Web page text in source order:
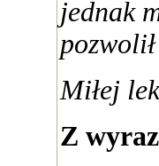
jednak
Miłej
Z